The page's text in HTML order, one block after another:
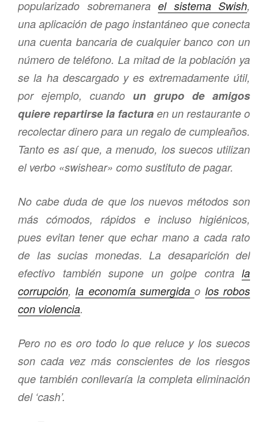
popularizado sobremanera el sistema Swish,
una aplicación de pago instantáneo que conecta
una cuenta bancaria de cualquier banco con un
número de teléfono. La mitad de la población ya
se la ha descargado y es extremadamente útil,
por ejemplo, cuando un grupo de amigos
quiere repartirse la factura en un restaurante o
recolectar dinero para un regalo de cumpleaños.
Tanto es así que, a menudo, los suecos utilizan
el verbo «swishear» como sustituto de pagar.
No cabe duda de que los nuevos métodos son
más cómodos, rápidos e incluso higiénicos,
pues evitan tener que echar mano a cada rato
de las sucias monedas. La desaparición del
efectivo también supone un golpe contra la
corrupción,la economía sumergidao los robos
con violencia.
Pero no es oro todo lo que reluce y los suecos
son cada vez más conscientes de los riesgos
que también conllevaría la completa eliminación
del ‘cash’.